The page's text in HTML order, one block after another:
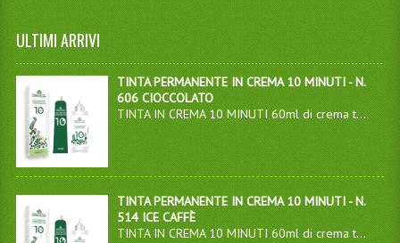
ULTIMI ARRIVI
TINTA PERMANENTE IN CREMA 10 MINUTI - N.
606 CIOCCOLATO
TINTA IN CREMA 10 MINUTI 60ml di crema t...
TINTA PERMANENTE IN CREMA 10 MINUTI - N.
514 ICE CAFFÈ
TINTA IN CREMA 10 MINUTI 60ml di crema t...